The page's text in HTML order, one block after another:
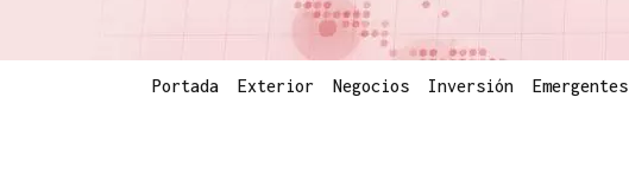
Portada Exterior Negocios Inversión Emergentes